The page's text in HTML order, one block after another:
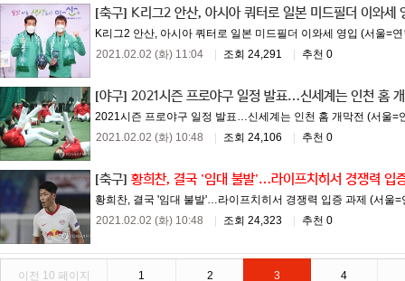
[축구] K리그2 안산, 아시아 쿼터로 일본 미드필더 이와세
K리그2 안산, 아시아 쿼터로 일본 미드필더 이와세 영입 (서울=
2021.02.02 (화) 11:04
조회 24,291 추천 0
[야구] 2021시즌 프로야구 일정 발표…신세계는 인천 홈
2021시즌 프로야구 일정 발표…신세계는 인천 홈 개막전 (서울=
2021.02.02 (화) 10:48
조회 24,106 추천 0
[축구] 황희찬, 결국 '임대 불발'…라이프치히서 경쟁력 입
황희찬, 결국 '임대 불발'…라이프치히서 경쟁력 입증 과제 (서울
2021.02.02 (화) 10:48
조회 24,323 추천 0
이전 10 페이지 1 2 3 4